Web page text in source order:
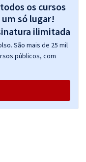
os cursos
só lugar!
São mais de 25 mil
públicos, com